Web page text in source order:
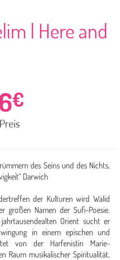
| Here and
€
des Seins und des Nichts,
Darwich
der Kulturen wird Walid
großen Namen der Sufi-Poesie.
Orient sucht er
in einem epischen und
von der Harfenistin Marie-
Raum musikalischer Spiritualität,